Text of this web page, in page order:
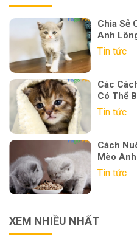
Chia Sẻ
Anh
Tin tức
Các
Có Thể
Tin tức
Cách
Mèo
Tin tức
XEM NHIỀU NHẤT